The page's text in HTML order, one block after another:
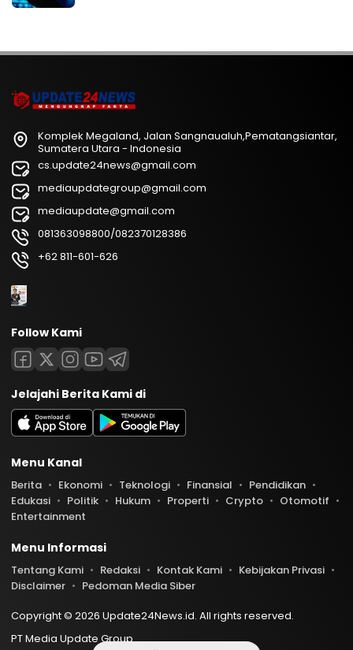
Komplek Megaland, Jalan Sangnaualuh,Pematangsiantar,
Sumatera Utara - Indonesia
cs.update24news@gmail.com
mediaupdategroup@gmail.com
mediaupdate@gmail.com
081363098800/082370128386
+62 811-601-626
Follow Kami
Jelajahi Berita Kami di
Menu Kanal
Berita Ekonomi Teknologi Finansial
Pendidikan
Edukasi
Politik Hukum Properti Crypto
Otomotif
Entertainment
Menu Informasi
Tentang Kami Redaksi Kontak Kami
Kebijakan Privasi
Disclaimer
Pedoman Media Siber
Copyright © 2026 Update24News.id. All rights reserved.
PT Media Update Group